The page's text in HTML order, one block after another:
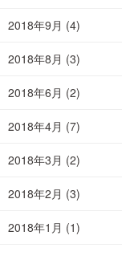
2018年9月 (4)
2018年8月 (3)
2018年6月 (2)
2018年4月 (7)
2018年3月 (2)
2018年2月 (3)
2018年1月 (1)